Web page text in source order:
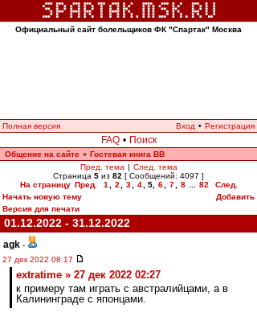
Официальный сайт болельщиков ФК "Спартак" Москва
Полная версия Вход • Регистрация
FAQ • Поиск
Общение на сайте » Гостевая книга ВВ
Пред. тема | След. тема
Страница 5 из 82 [ Сообщений: 4097 ]
На страницу Пред. 1 2 3 4 5, 6 7 8 82
След.
Начать новую тему
Добавить
Версия для печати
01.12.2022 - 31.12.2022
agk -
27 дек 2022 08:17
extratime » 27 дек 2022 02:27
к примеру там играть с австралийцами, а в
Калининграде с японцами.